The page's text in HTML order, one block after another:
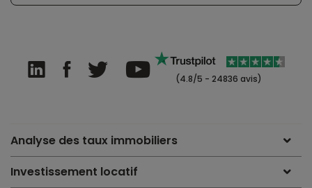
(4.8/5 - 24836 avis)
Analyse des taux immobiliers
Investissement locatif